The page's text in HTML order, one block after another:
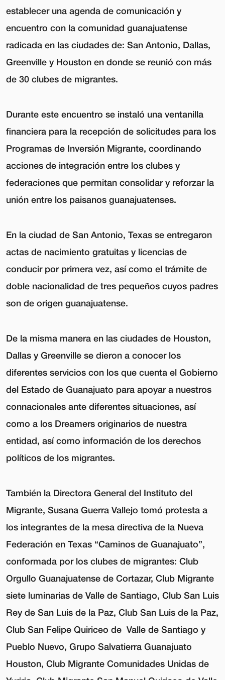
establecer una agenda de comunicación y
encuentro con la comunidad guanajuatense
radicada en las ciudades de: San Antonio, Dallas,
Greenville y Houston en donde se reunió con más
de 30 clubes de migrantes.
Durante este encuentro se instaló una ventanilla
financiera para la recepción de solicitudes para los
Programas de Inversión Migrante, coordinando
acciones de integración entre los clubes y
federaciones que permitan consolidar y reforzar la
unión entre los paisanos guanajuatenses.
En la ciudad de San Antonio, Texas se entregaron
actas de nacimiento gratuitas y licencias de
conducir por primera vez, así como el trámite de
doble nacionalidad de tres pequeños cuyos padres
son de origen guanajuatense.
De la misma manera en las ciudades de Houston,
Dallas y Greenville se dieron a conocer los
diferentes servicios con los que cuenta el Gobierno
del Estado de Guanajuato para apoyar a nuestros
connacionales ante diferentes situaciones, así
como a los Dreamers originarios de nuestra
entidad, así como información de los derechos
políticos de los migrantes.
También la Directora General del Instituto del
Migrante, Susana Guerra Vallejo tomó protesta a
los integrantes de la mesa directiva de la Nueva
Federación en Texas “Caminos de Guanajuato”,
conformada por los clubes de migrantes: Club
Orgullo Guanajuatense de Cortazar, Club Migrante
siete luminarias de Valle de Santiago, Club San Luis
Rey de San Luis de la Paz, Club San Luis de la Paz,
Club San Felipe Quiriceo de Valle de Santiago y
Pueblo Nuevo, Grupo Salvatierra Guanajuato
Houston, Club Migrante Comunidades Unidas de